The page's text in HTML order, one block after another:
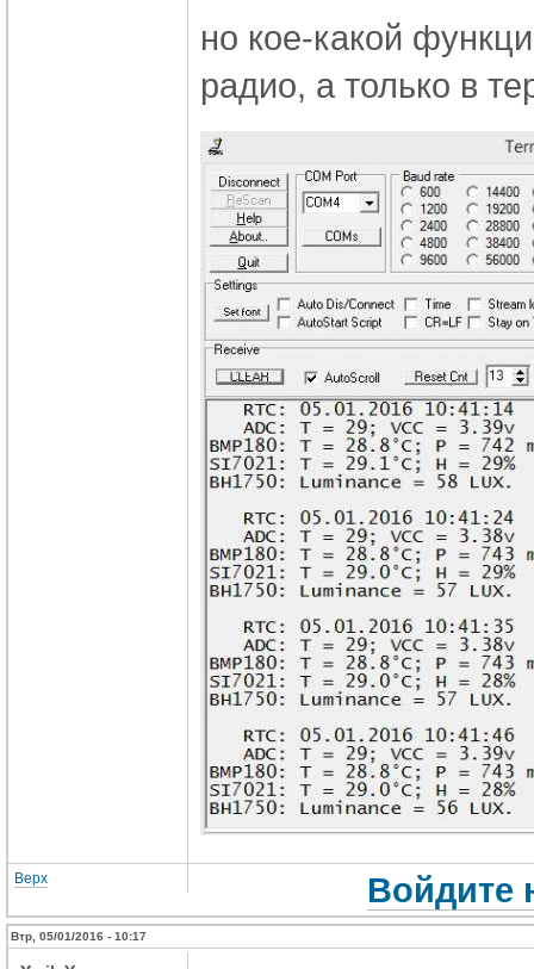
но кое-какой
радио, а только в
Верх Войдите
Втр, 05/01/2016 - 10:17